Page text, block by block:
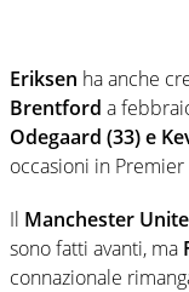
Eriksen ha anche
Brentford a
Odegaard (33) e
occasioni in
Il Manchester
sono fatti avanti, ma
connazionale